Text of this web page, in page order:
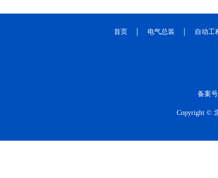
首页 电气总装 自动工
备案
Copyright ©